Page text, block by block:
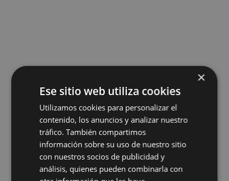
Ú?¿TOMAS EL BRUNCH CON NOSOTROS?
Bienvenid@ a nuestro primer Erasmus in Schools 🙂
×
Ese sitio web utiliza cookies
Utilizamos cookies para personalizar el
contenido, los anuncios y analizar nuestro
tráfico. También compartimos
información sobre su uso de nuestro sitio
con nuestros socios de publicidad y
análisis, quienes pueden combinarla con